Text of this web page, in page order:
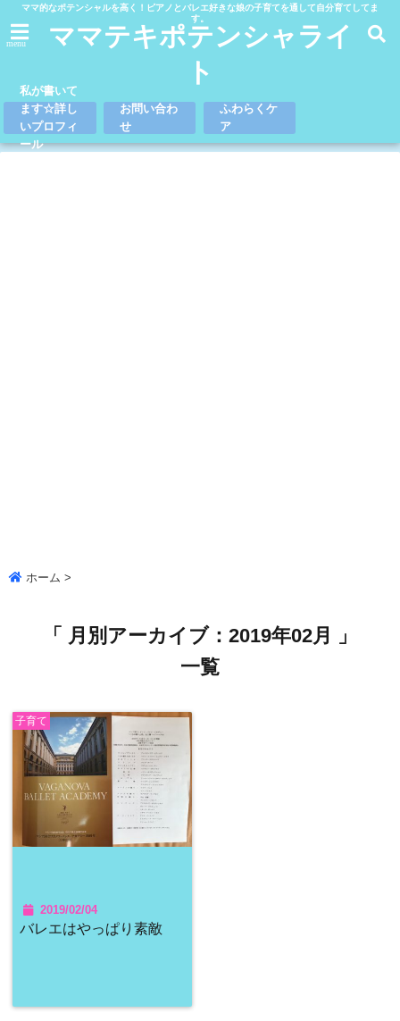
ママ的なポテンシャルを高く！ピアノとバレエ好きな娘の子育てを通して自分育てしてま
す。
menu
ママテキポテンシャライ
ト
私が書いて
ます☆詳し
いプロフィ
ール
お問い合わ
せ
ふわらくケ
ア
ホーム >
「 月別アーカイブ：2019年02月 」
一覧
子育て
2019/02/04
バレエはやっぱり素敵